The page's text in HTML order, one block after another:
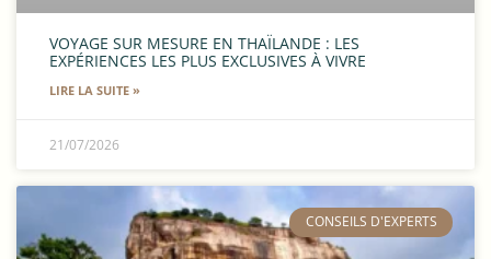
VOYAGE SUR MESURE EN THAÏLANDE : LES
EXPÉRIENCES LES PLUS EXCLUSIVES À VIVRE
LIRE LA SUITE »
21/07/2026
​CONSEILS D'EXPERTS